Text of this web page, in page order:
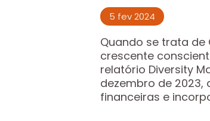
5 fev 2024
Quando se trata de
crescente
relatório Diversity
dezembro de
financeiras e